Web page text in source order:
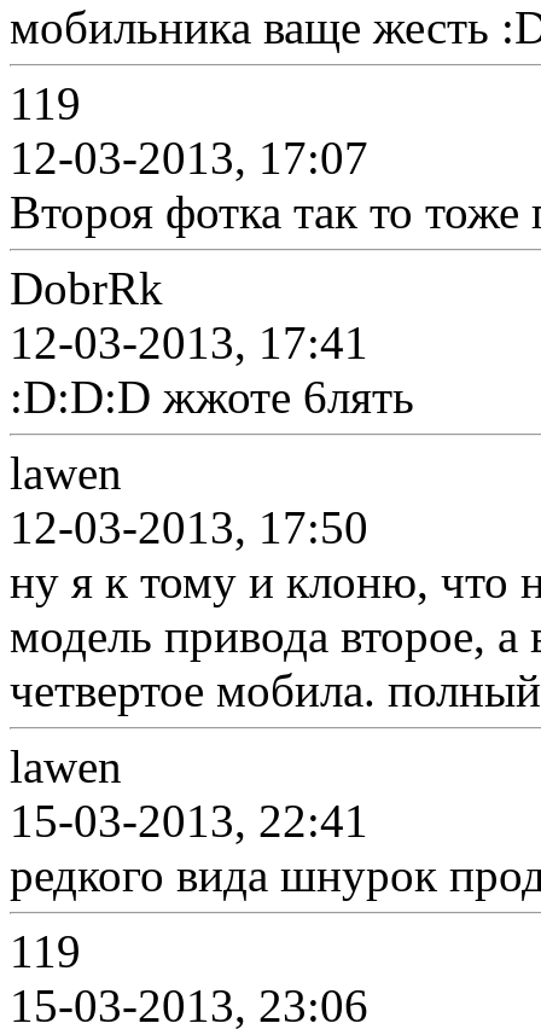
мобильника ваще жесть
119
12-03-2013, 17:07
Второя фотка так то
DobrRk
12-03-2013, 17:41
:D:D:D жжоте 6лять
lawen
12-03-2013, 17:50
ну я к тому и клоню, что
модель привода второе, а
четвертое мобила.
lawen
15-03-2013, 22:41
редкого вида шнурок
119
15-03-2013, 23:06